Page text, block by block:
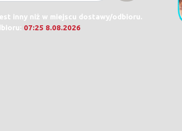
inny niż w miejscu dostawy/odbioru.
07:25 8.08.2026